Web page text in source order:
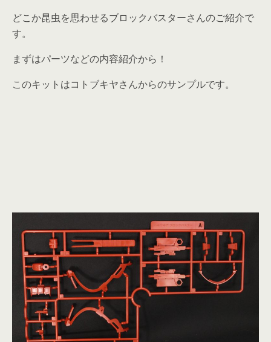
どこか昆虫を思わせるブロックバスターさんのご紹介で
す。
まずはパーツなどの内容紹介から！
このキットはコトブキヤさんからのサンプルです。